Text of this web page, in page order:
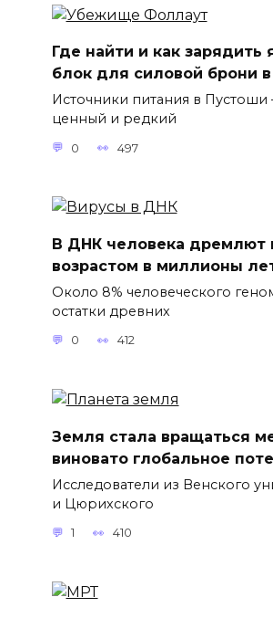
Где найти и как зарядить
блок для силовой брони
Источники питания в
ценный и редкий
0 497
В ДНК человека дремлют
возрастом в миллионы
Около 8% человеческого
остатки древних
0 412
Земля стала вращаться
виновато глобальное
Исследователи из Венского
и Цюрихского
1 410